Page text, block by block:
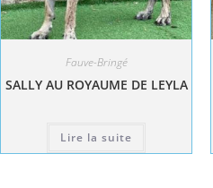
Fauve-Bringé
SALLY AU ROYAUME DE LEYLA
Lire la suite